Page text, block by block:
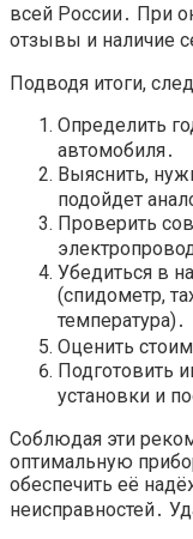
всей России․ При
отзывы и наличие
Подводя итоги,
Определить
автомобиля․
Выяснить,
подойдет
Проверить
Убедиться в
(спидометр,
температура)․
Оценить
Подготовить
установки и
Соблюдая эти
оптимальную
обеспечить её
неисправностей․